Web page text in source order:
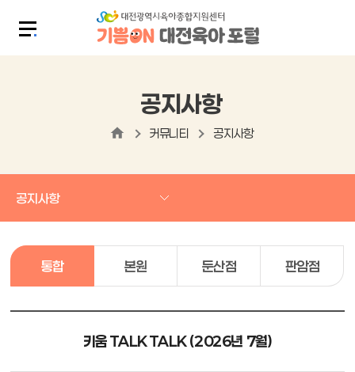
공지사항
커뮤니티 공지사항
공지사항
통합 본원 둔산점 판암점
키움 TALK TALK (2026년 7월)